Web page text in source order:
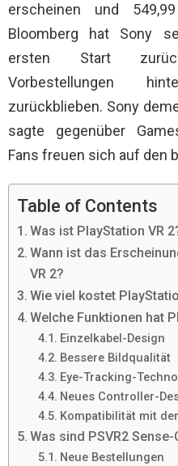
erscheinen und
Bloomberg hat Sony
ersten Start
Vorbestellungen
zurückblieben. Sony
sagte gegenüber
Fans freuen sich auf den
Table of Contents
Was ist PlayStation VR
Wann ist das
VR 2?
Wie viel kostet
Welche Funktionen hat
Einzelkabel-Design
Bessere Bildqualität
Eye-Tracking-
Neues Controller-
Kompatibilität mit
Was sind PSVR2
Neue Bestellungen